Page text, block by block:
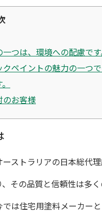
つは、環境への配慮です
ペイントの魅力の一つで
のお客様
ストラリアの日本総代
その品質と信頼性は多く
は住宅用塗料メーカー